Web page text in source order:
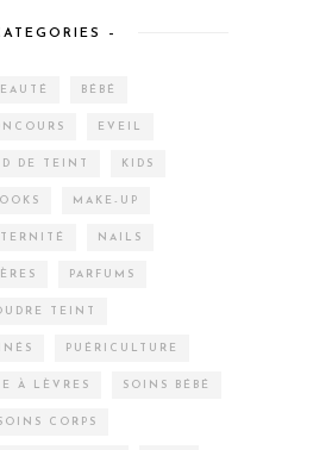
–
BÉBÉ
EVEIL
DE TEINT KIDS
MAKE-UP
NAILS
PARFUMS
TEINT
PUÉRICULTURE
À LÈVRES SOINS BÉBÉ
CORPS